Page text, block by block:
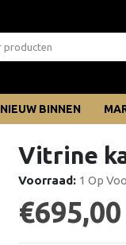
NIEUW BINNEN
Vitrine
Voorraad: 1 Op
€695,00